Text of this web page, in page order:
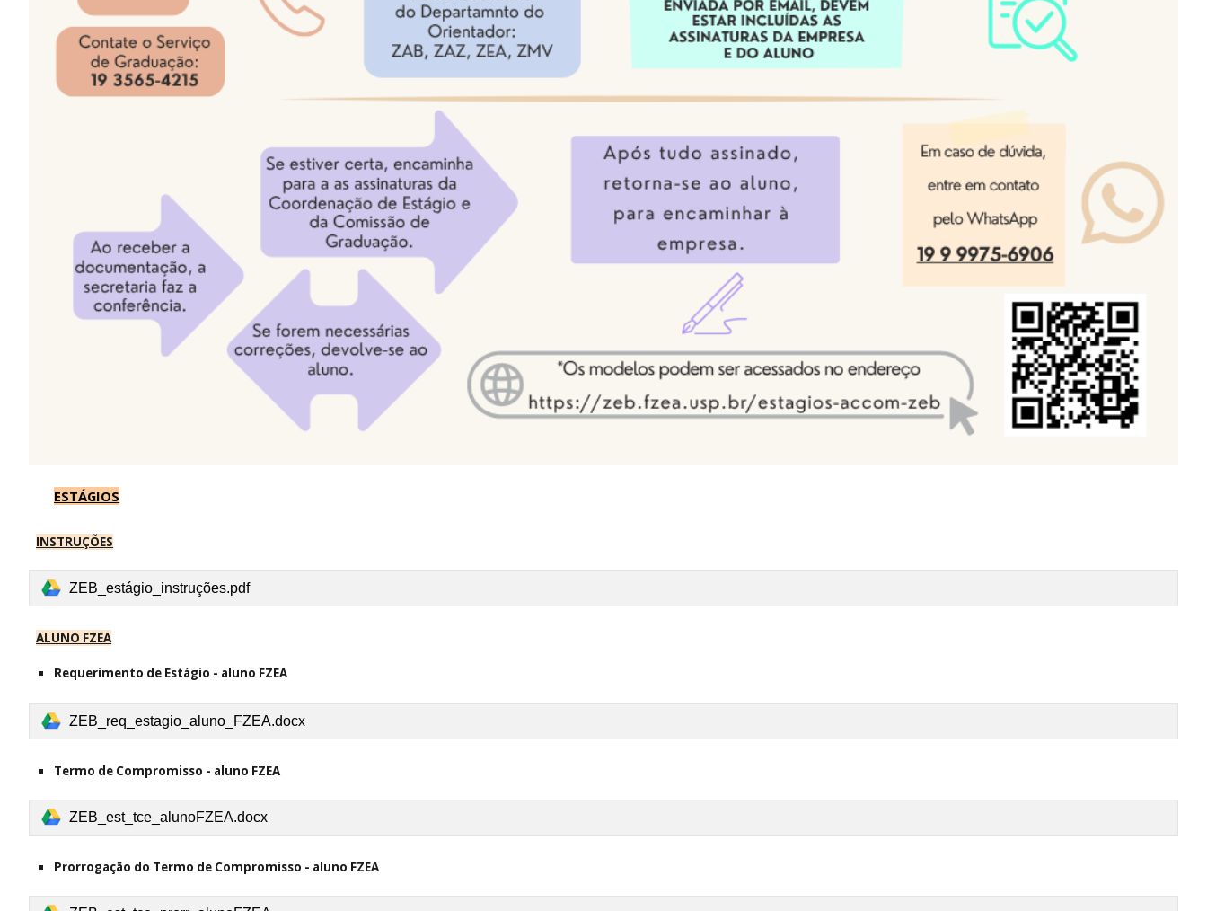
ESTÁGIOS
INSTRUÇÕES
ZEB_estágio_instruções.pdf
ALUNO FZEA
Requerimento de Estágio - aluno FZEA
ZEB_req_estagio_aluno_FZEA.docx
Termo de Compromisso - aluno FZEA
ZEB_est_tce_alunoFZEA.docx
Prorrogação do Termo de Compromisso - aluno FZEA